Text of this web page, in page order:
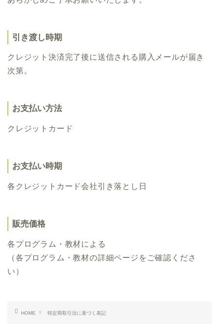
引き渡し時期
クレジット決済完了後に送信される購入メールが届き
次第。
お支払い方法
クレジットカード
お支払い時期
各クレジットカード会社引き落とし日
販売価格
各プログラム・教材による
（各プログラム・教材の詳細ページをご確認くださ
い）
HOME 特定商取引法に基づく表記